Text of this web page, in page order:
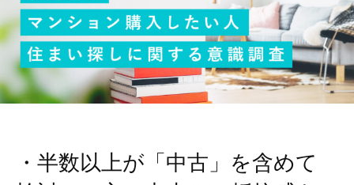
・半数以上が「中古」を含めて